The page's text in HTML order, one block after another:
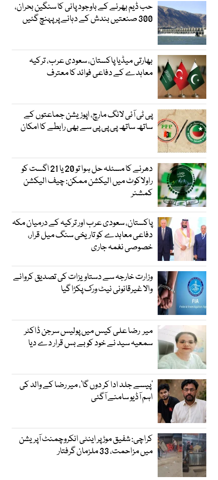
حب ڈیم بھرنے کے باوجود پانی کا سنگین بحران،
300 صنعتیں بندش کے دہانے پر پہنچ گئیں
بھارتی میڈیا پاکستان، سعودی عرب، ترکیہ
معاہدے کے دفاعی فوائد کا معترف
پی ٹی آئی لانگ مارچ، اپوزیشن جماعتوں کے
ساتھ ساتھ پی پی پی سے بھی رابطے کا امکان
دھرنے کا مسئلہ حل ہوا تو 20 یا 21 اگست کو
راولاکوٹ میں الیکشن ممکن: چیف الیکشن
کمشنر
پاکستان، سعودی عرب اور ترکیہ کے درمیان مکہ
دفاعی معاہدے کو تاریخی سنگ میل قرار،
خصوصی نغمہ جاری
وزارت خارجہ سے دستاویزات کی تصدیق کروانے
والا غیرقانونی نیٹ ورک پکڑا گیا
میر رضا علی کیس میں پولیس سرجن ڈاکٹر
سمعیہ سید نے خود کو بے بس قرار دے دیا
’پیسے جلد ادا کر دوں گا‘، میر رضا کے والد کی
اہم آڈیو سامنے آگئی
کراچی: شفیق موڑ پر اینٹی انکروچمنٹ آپریشن
میں مزاحمت، 33 ملزمان گرفتار